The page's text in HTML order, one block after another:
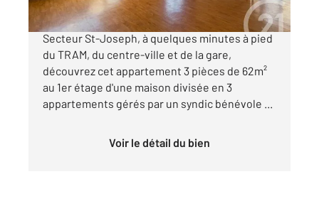
STRASBOURG - Début KOENIGSHOFFEN.
Secteur St-Joseph, à quelques minutes à pied
du TRAM, du centre-ville et de la gare,
découvrez cet appartement 3 pièces de 62m²
au 1er étage d'une maison divisée en 3
appartements gérés par un syndic bénévole ...
Voir le détail du bien